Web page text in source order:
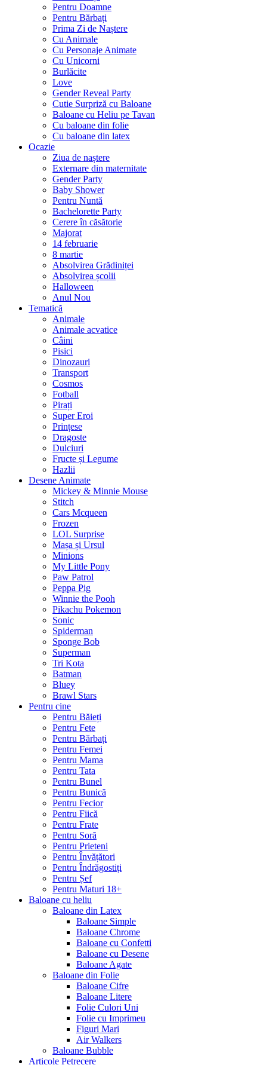
Pentru Doamne
Pentru Bărbați
Prima Zi de Naștere
Cu Animale
Cu Personaje Animate
Cu Unicorni
Burlăcite
Love
Gender Reveal Party
Cutie Surpriză cu Baloane
Baloane cu Heliu pe Tavan
Cu baloane din folie
Cu baloane din latex
Ocazie
Ziua de naștere
Externare din maternitate
Gender Party
Baby Shower
Pentru Nuntă
Bachelorette Party
Cerere în căsătorie
Majorat
14 februarie
8 martie
Absolvirea Grădiniței
Absolvirea școlii
Halloween
Anul Nou
Tematică
Animale
Animale acvatice
Câini
Pisici
Dinozauri
Transport
Cosmos
Fotball
Pirați
Super Eroi
Prințese
Dragoste
Dulciuri
Fructe și Legume
Hazlii
Desene Animate
Mickey & Minnie Mouse
Stitch
Cars Mcqueen
Frozen
LOL Surprise
Mașa și Ursul
Minions
My Little Pony
Paw Patrol
Peppa Pig
Winnie the Pooh
Pikachu Pokemon
Sonic
Spiderman
Sponge Bob
Superman
Tri Kota
Batman
Bluey
Brawl Stars
Pentru cine
Pentru Băieți
Pentru Fete
Pentru Bărbați
Pentru Femei
Pentru Mama
Pentru Tata
Pentru Bunel
Pentru Bunică
Pentru Fecior
Pentru Fiică
Pentru Frate
Pentru Soră
Pentru Prieteni
Pentru Învățători
Pentru Îndrăgostiți
Pentru Șef
Pentru Maturi 18+
Baloane cu heliu
Baloane din Latex
Baloane Simple
Baloane Chrome
Baloane cu Confetti
Baloane cu Desene
Baloane Agate
Baloane din Folie
Baloane Cifre
Baloane Litere
Folie Culori Uni
Folie cu Imprimeu
Figuri Mari
Air Walkers
Baloane Bubble
Articole Petrecere